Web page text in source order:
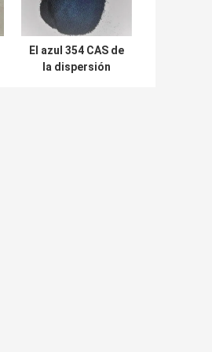
El azul 354 CAS de
la dispersión